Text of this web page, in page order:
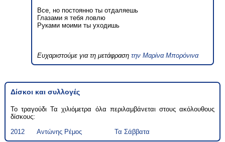
Все, но постоянно ты отдаляешь
Глазами я тебя ловлю
Руками моими ты уходишь
Ευχαριστούμε για τη μετάφρασητην Μαρίνα Μπορόνινα
Δίσκοι και συλλογές
Το τραγούδι Τα χιλιόμετρα όλα περιλαμβάνεται στους ακόλουθους
δίσκους:
2012
Αντώνης Ρέμος Τα Σάββατα